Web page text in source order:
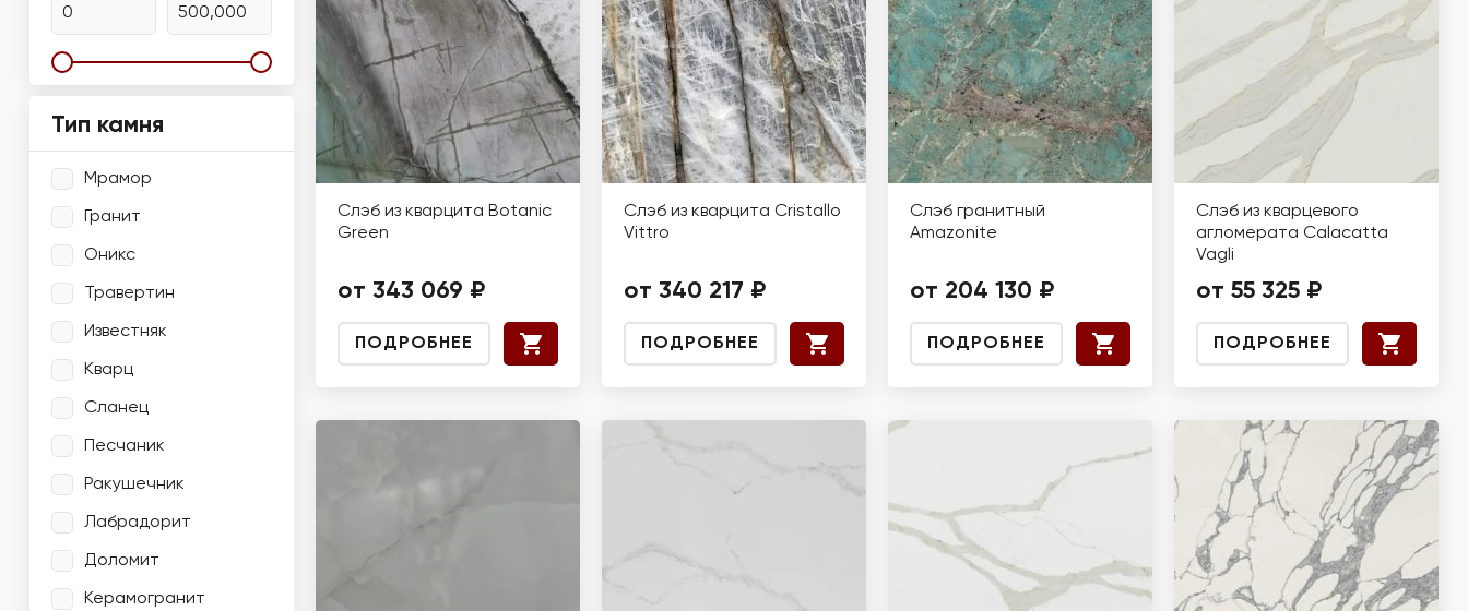
Слэб из кварцита Botanic
Green
от 343 069 ₽
ПОДРОБНЕЕ
Слэб из кварцита Cristallo
Vittro
от 340 217 ₽
ПОДРОБНЕЕ
Слэб гранитный
Amazonite
от 204 130 ₽
ПОДРОБНЕЕ
Слэб из кварцевого
агломерата Calacatta
Vagli
от 55 325 ₽
ПОДРОБНЕЕ
Тип камня
Мрамор
Гранит
Оникс
Травертин
Известняк
Кварц
Сланец
Песчаник
Ракушечник
Лабрадорит
Доломит
Керамогранит